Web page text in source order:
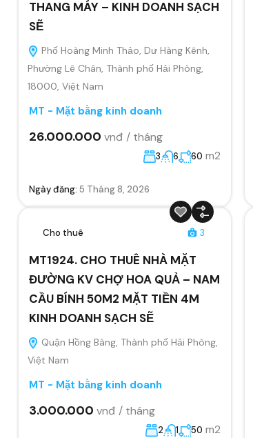
THANG MÁY – KINH DOANH SẠCH
SẼ
Phố Hoàng Minh Thảo, Dư Hàng Kênh,
Phường Lê Chân, Thành phố Hải Phòng,
18000, Việt Nam
MT - Mặt bằng kinh doanh
26.000.000 vnđ / tháng
3 6 60 m2
Ngày đăng: 5 Tháng 8, 2026
Cho thuê 3
MT1924. CHO THUÊ NHÀ MẶT
ĐƯỜNG KV CHỢ HOA QUẢ – NAM
CẦU BÍNH 50M2 MẶT TIỀN 4M
KINH DOANH SẠCH SẼ
Quận Hồng Bàng, Thành phố Hải Phòng,
Việt Nam
MT - Mặt bằng kinh doanh
3.000.000 vnđ / tháng
2 1 50 m2